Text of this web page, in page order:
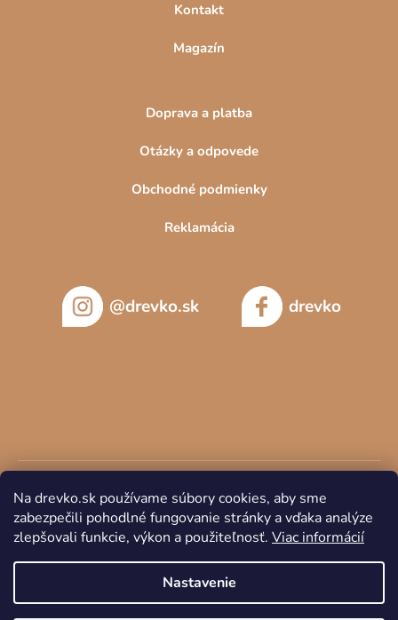
Na drevko.sk používame súbory cookies, aby sme
zabezpečili pohodlné fungovanie stránky a vďaka analýze
zlepšovali funkcie, výkon a použiteľnosť. Viac informácií
Nastavenie
Kontakt
Magazín
Doprava a platba
Otázky a odpovede
Obchodné podmienky
Reklamácia
@drevko.sk drevko